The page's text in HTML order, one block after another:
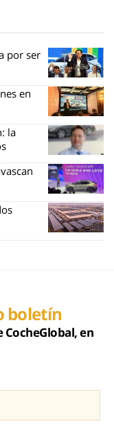
por ser
en
la
boletín
CocheGlobal, en